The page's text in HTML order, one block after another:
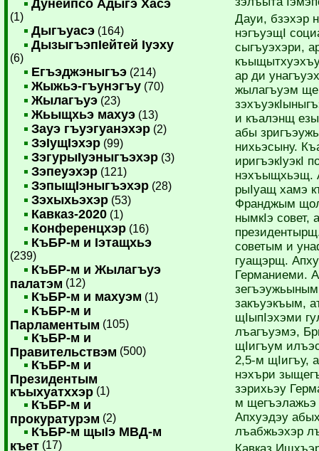
Дунейпсо Адыгэ Хасэ
(1)
Дыгъуасэ (164)
ДызыгъэпIейтей Iуэху
(6)
Егъэджэныгъэ (214)
Жыжьэ-гъунэгъу (70)
Жылагъуэ (23)
Жьыщхьэ махуэ (13)
Зауэ гъуэгуанэхэр (2)
ЗэIущIэхэр (99)
ЗэгурыIуэныгъэхэр (3)
Зэпеуэхэр (121)
ЗэпыщIэныгъэхэр (28)
Зэхыхьэхэр (53)
Кавказ-2020 (1)
Конференцхэр (16)
КъБР-м и Iэтащхьэ
(239)
КъБР-м и Жылагъуэ
палатэм (12)
КъБР-м и махуэм (1)
КъБР-м и
Парламентым (105)
КъБР-м и
Правительствэм (500)
КъБР-м и
Президентым
къыхуатххэр (1)
КъБР-м и
прокуратурэм (2)
КъБР-м щыIэ МВД-м
къет (17)
Дауи, бзэхэр
нэгъуэщI
сыгъуэхэри,
ар ди
жыла­гъуэм
и къалэнщ
абы
нихьэсыну.
иригъэкIуэкI
нэхъыщхьэщ.
рыIуащ хамэ
Франджым
нымкIэ совет,
советым и
гуащэрщ.
Германиеми.
закъуэкъым,
щIыпIэхэми
лъагъуэмэ,
щIигъум
2,5-м щIигъу,
нэхъри
зэрихьэу
м щегъэ­лажьэ
Апхуэдэу
лъабжьэхэр
Кавказ